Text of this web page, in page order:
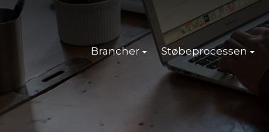
Brancher Støbeprocessen